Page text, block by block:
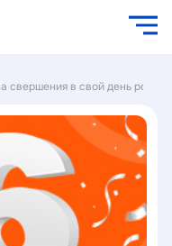
свершения в свой день